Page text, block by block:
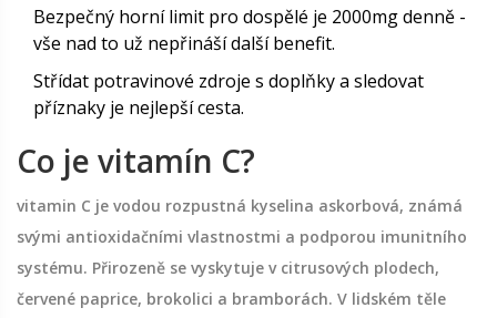
Bezpečný horní limit pro dospělé je 2000mg denně -
vše nad to už nepřináší další benefit.
Střídat potravinové zdroje s doplňky a sledovat
příznaky je nejlepší cesta.
Co je vitamín C?
vitamin C je vodou rozpustná kyselina askorbová, známá
svými antioxidačními vlastnostmi a podporou imunitního
systému. Přirozeně se vyskytuje v citrusových plodech,
červené paprice, brokolici a bramborách. V lidském těle